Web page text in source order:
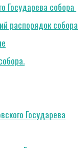
Государева собора
распорядок собора
Государева